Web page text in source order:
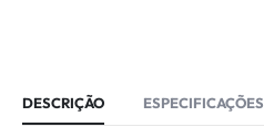
DESCRIÇÃO ESPECIFICAÇÕES